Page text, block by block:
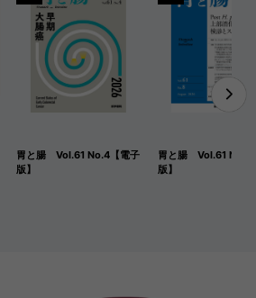
胃と腸 Vol.61 No.4【電子
版】
胃と腸 Vol.61 No.8
版】